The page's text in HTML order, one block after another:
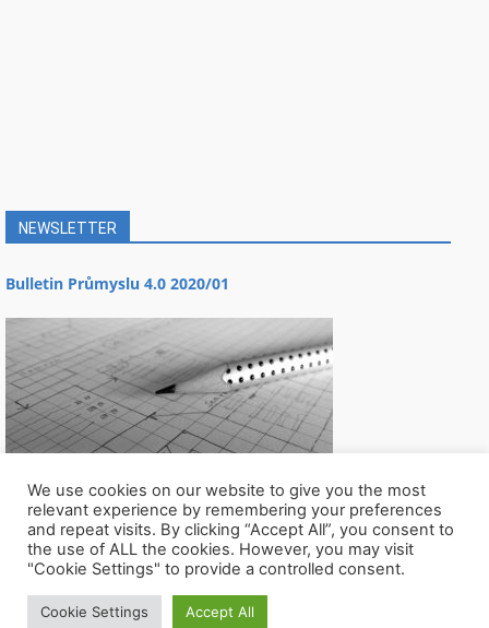
NEWSLETTER
Bulletin Průmyslu 4.0 2020/01
We use cookies on our website to give you the most
relevant experience by remembering your preferences
and repeat visits. By clicking “Accept All”, you consent to
the use of ALL the cookies. However, you may visit
"Cookie Settings" to provide a controlled consent.
Cookie Settings Accept All